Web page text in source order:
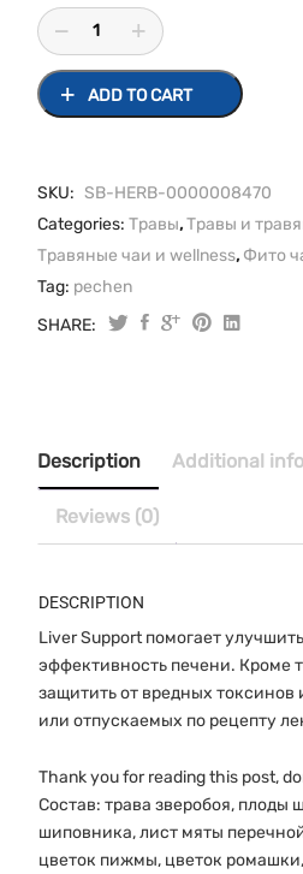
Salem
Botanicals
quantity
ADD TO CART
SKU: SB-HERB-0000008470
Categories: Травы,Травы и
Травяные чаи и wellness, Фито
Tag: pechen
SHARE:
Description Additional
Reviews (0)
DESCRIPTION
Liver Support помогает
эффективность печени. Кроме
защитить от вредных токсинов
или отпускаемых по рецепту
Thank you for reading this post,
Состав: трава зверобоя, плоды
шиповника, лист мяты
цветок пижмы, цветок